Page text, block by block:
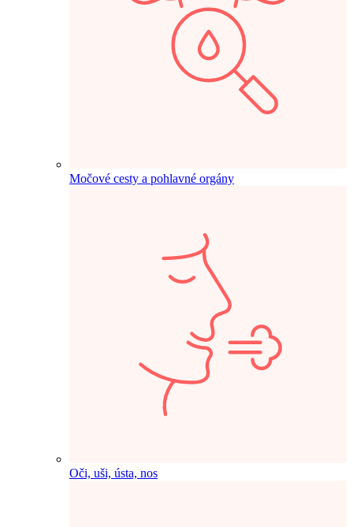
Močové cesty a pohlavné orgány
Oči, uši, ústa, nos